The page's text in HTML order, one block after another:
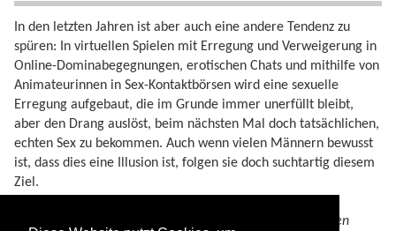
In den letzten Jahren ist aber auch eine andere Tendenz zu
spüren: In virtuellen Spielen mit Erregung und Verweigerung in
Online-Dominabegegnungen, erotischen Chats und mithilfe von
Animateurinnen in Sex-Kontaktbörsen wird eine sexuelle
Erregung aufgebaut, die im Grunde immer unerfüllt bleibt,
aber den Drang auslöst, beim nächsten Mal doch tatsächlichen,
echten Sex zu bekommen. Auch wenn vielen Männern bewusst
ist, dass dies eine Illusion ist, folgen sie doch suchtartig diesem
Ziel.
Wer noch nicht zahlendes Mitglied ist, den